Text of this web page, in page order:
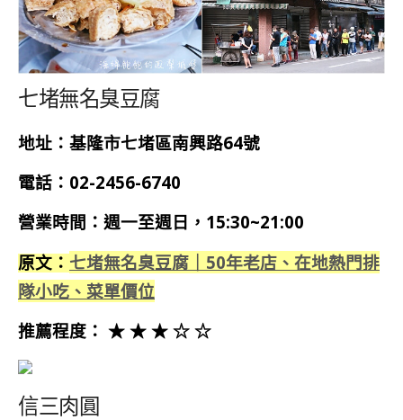
七堵無名臭豆腐
地址：基隆市七堵區南興路64號
電話：02-2456-6740
營業時間：週一至週日，15:30~21:00
原文： 七堵無名臭豆腐｜50年老店、在地熱門排
隊小吃、菜單價位
推薦程度： ★ ★ ★ ☆ ☆
信三肉圓